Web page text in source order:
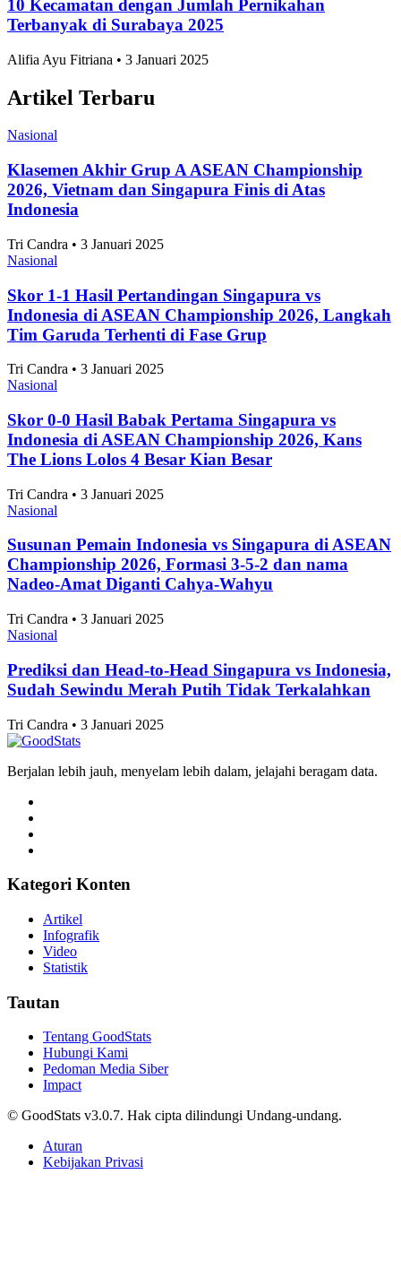
Ekonomi dan BisnisIlmu Pengetahuan dan TeknologiOlahraga
NasionalInternasional
Artikel Terpopuler
Nasional
10 Taman Paling Ramai Pengunjung di Jakarta
Alifia Ayu Fitriana • 3 Januari 2025
Nasional
Perkembangan Jumlah Mahasiswa Baru di
Indonesia 2019-2025
Alifia Ayu Fitriana • 3 Januari 2025
Nasional
Angka Pernikahan di Jakarta Konsisten Turun
Sejak 2021
Nasional
Jakarta Timur Catat Angka Pernikahan Terbanyak
di Jakarta pada 2025
Alifia Ayu Fitriana • 3 Januari 2025
Nasional
10 Kecamatan dengan Jumlah Pernikahan
Terbanyak di Surabaya 2025
Alifia Ayu Fitriana • 3 Januari 2025
Artikel Terbaru
Nasional
Klasemen Akhir Grup A ASEAN Championship
2026, Vietnam dan Singapura Finis di Atas
Skor 1-1 Hasil Pertandingan Singapura vs
Tim Garuda Terhenti di Fase Grup
Tri Candra • 3 Januari 2025
Nasional
Skor 0-0 Hasil Babak Pertama Singapura vs
The Lions Lolos 4 Besar Kian Besar
Tri Candra • 3 Januari 2025
Nasional
Susunan Pemain Indonesia vs Singapura di ASEAN
Championship 2026, Formasi 3-5-2 dan nama
Nadeo-Amat Diganti Cahya-Wahyu
Tri Candra • 3 Januari 2025